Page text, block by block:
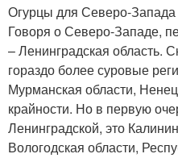
Огурцы для Северо-Запада
Говоря о Северо-Западе,
– Ленинградская область.
гораздо более суровые
Мурманская области,
крайности. Но в первую
Ленинградской, это
Вологодская области,